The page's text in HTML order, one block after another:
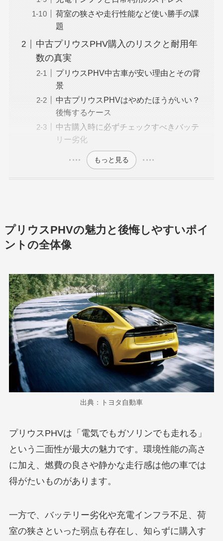
荷室の狭さや走行性能など使い勝手の課
題
中古プリウスPHV購入のリスクと耐用年
数の真実
プリウスPHV中古車が安い理由とその背
景
中古プリウスPHVはやめたほうがいい？
後悔するケース
中古購入時に必ずチェックすべきバッテ
リー劣化
もっと見る
プリウスPHVの魅力と後悔しやすいポイ
ントの全体像
出典：トヨタ自動車
プリウスPHVは「電気でもガソリンでも走れる」
という二面性が最大の魅力です。環境性能の高さ
に加え、燃費の良さや静かな走行感は他の車では
得がたいものがあります。
一方で、バッテリー劣化や充電インフラ不足、荷
室の狭さといった弱点も存在し、知らずに購入す